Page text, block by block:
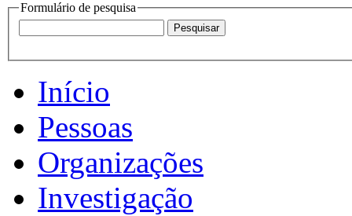
Formulário de pesquisa
Início
Pessoas
Organizações
Investigação